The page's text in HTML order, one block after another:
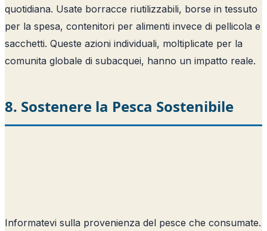
quotidiana. Usate borracce riutilizzabili, borse in tessuto
per la spesa, contenitori per alimenti invece di pellicola e
sacchetti. Queste azioni individuali, moltiplicate per la
comunita globale di subacquei, hanno un impatto reale.
8. Sostenere la Pesca Sostenibile
Informatevi sulla provenienza del pesce che consumate.